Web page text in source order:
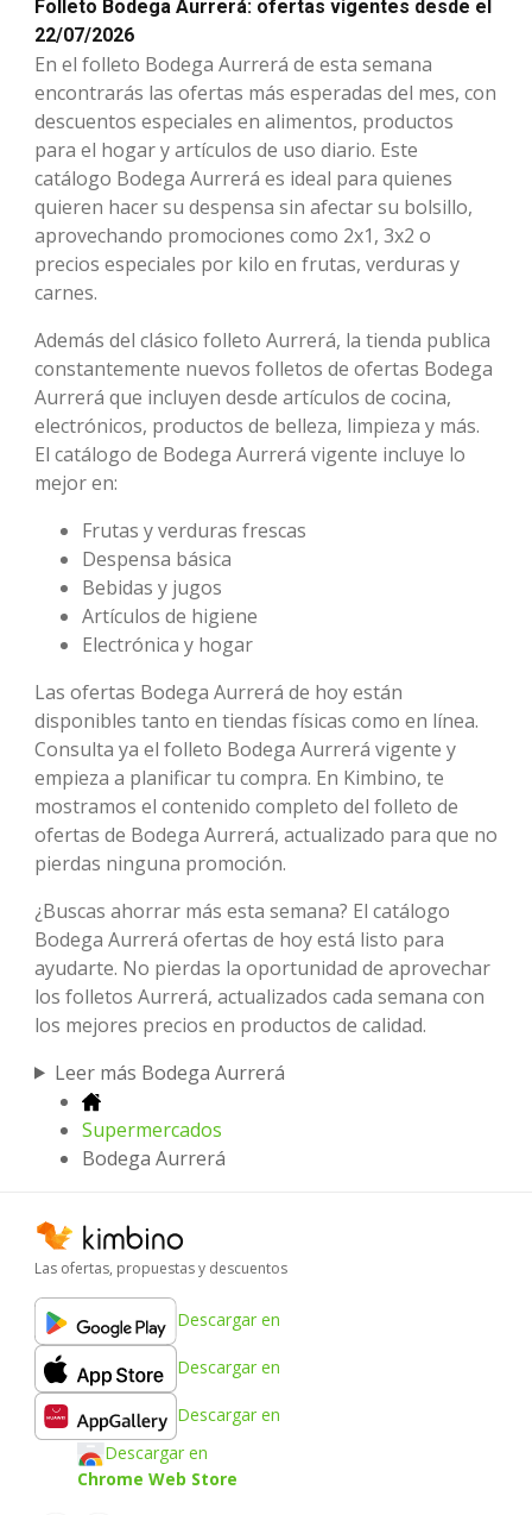
Folleto Bodega Aurrerá: ofertas vigentes desde el
22/07/2026
En el folleto Bodega Aurrerá de esta semana
encontrarás las ofertas más esperadas del mes, con
descuentos especiales en alimentos, productos
para el hogar y artículos de uso diario. Este
catálogo Bodega Aurrerá es ideal para quienes
quieren hacer su despensa sin afectar su bolsillo,
aprovechando promociones como 2x1, 3x2 o
precios especiales por kilo en frutas, verduras y
carnes.
Además del clásico folleto Aurrerá, la tienda publica
constantemente nuevos folletos de ofertas Bodega
Aurrerá que incluyen desde artículos de cocina,
electrónicos, productos de belleza, limpieza y más.
El catálogo de Bodega Aurrerá vigente incluye lo
mejor en:
Frutas y verduras frescas
Despensa básica
Bebidas y jugos
Artículos de higiene
Electrónica y hogar
Las ofertas Bodega Aurrerá de hoy están
disponibles tanto en tiendas físicas como en línea.
Consulta ya el folleto Bodega Aurrerá vigente y
empieza a planificar tu compra. En Kimbino, te
mostramos el contenido completo del folleto de
ofertas de Bodega Aurrerá, actualizado para que no
pierdas ninguna promoción.
¿Buscas ahorrar más esta semana? El catálogo
Bodega Aurrerá ofertas de hoy está listo para
ayudarte. No pierdas la oportunidad de aprovechar
los folletos Aurrerá, actualizados cada semana con
los mejores precios en productos de calidad.
Leer más Bodega Aurrerá
Supermercados
Bodega Aurrerá
Las ofertas, propuestas y descuentos
Descargar en
Descargar en
Descargar en
Descargar en
Chrome Web Store